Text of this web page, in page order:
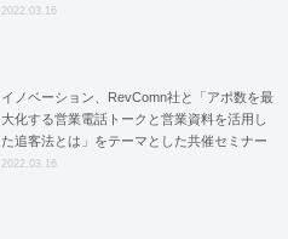
はYFOSにおけるロジスティクスパートナー
2022.03.16
イノベーション、RevComn社と「アポ数を最
大化する営業電話トークと営業資料を活用し
た追客法とは」をテーマとした共催セミナー
を開催！
2022.03.16